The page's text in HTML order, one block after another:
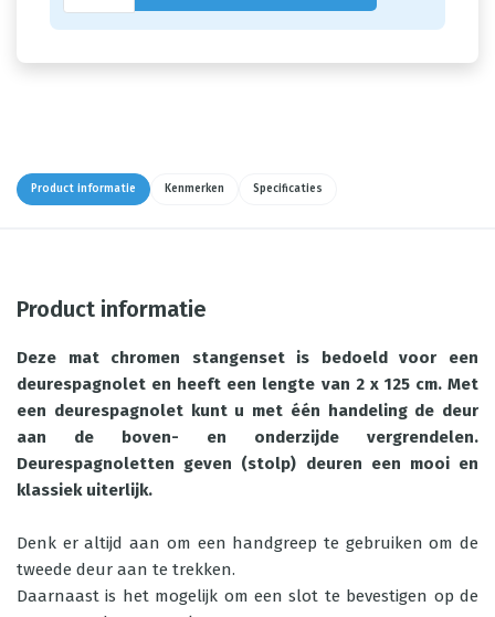
Product informatie Kenmerken Specificaties
Product informatie
Deze mat chromen stangenset is bedoeld voor een
deurespagnolet en heeft een lengte van 2 x 125 cm. Met
een deurespagnolet kunt u met één handeling de deur
aan de boven- en onderzijde vergrendelen.
Deurespagnoletten geven (stolp) deuren een mooi en
klassiek uiterlijk.
Denk er altijd aan om een handgreep te gebruiken om de
tweede deur aan te trekken.
Daarnaast is het mogelijk om een slot te bevestigen op de